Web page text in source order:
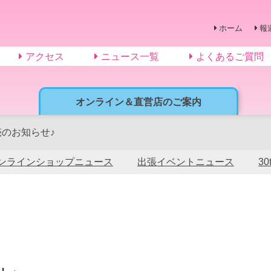
オンライン＆直営店のご案内
ホーム 報
アクセス ニュース一覧 よくあるご質問
お知らせ♪
ラインショップニュース 出張イベントニュース